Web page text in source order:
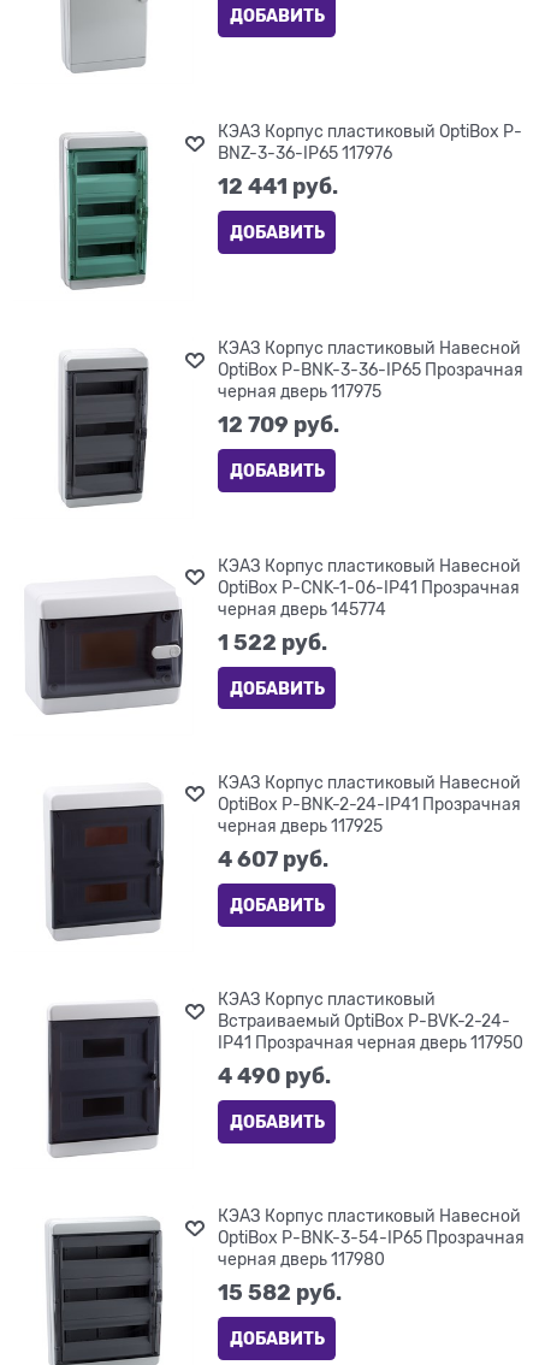
ДОБАВИТЬ
КЭАЗ Корпус пластиковый OptiBox P-
BNZ-3-36-IP65 117976
12 441 руб.
ДОБАВИТЬ
КЭАЗ Корпус пластиковый Навесной
OptiBox P-BNK-3-36-IP65 Прозрачная
черная дверь 117975
12 709 руб.
ДОБАВИТЬ
КЭАЗ Корпус пластиковый Навесной
OptiBox P-CNK-1-06-IP41 Прозрачная
черная дверь 145774
1 522 руб.
ДОБАВИТЬ
КЭАЗ Корпус пластиковый Навесной
OptiBox P-BNK-2-24-IP41 Прозрачная
черная дверь 117925
4 607 руб.
ДОБАВИТЬ
КЭАЗ Корпус пластиковый
Встраиваемый OptiBox P-BVK-2-24-
IP41 Прозрачная черная дверь 117950
4 490 руб.
ДОБАВИТЬ
КЭАЗ Корпус пластиковый Навесной
OptiBox P-BNK-3-54-IP65 Прозрачная
черная дверь 117980
15 582 руб.
ДОБАВИТЬ